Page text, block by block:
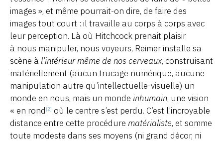
images », et même pourrait-on dire, de faire des
images tout court : il travaille au corps à corps avec
leur perception. Là où Hitchcock prenait plaisir
à nous manipuler, nous voyeurs, Reimer installe sa
scène à l’intérieur même de nos cerveaux, construisant
matériellement (aucun trucage numérique, aucune
manipulation autre qu’intellectuelle-visuelle) un
monde en nous, mais un monde inhumain, une vision
« en rond [2] où le centre s’est perdu. C’est l’incroyable
distance entre cette procédure matérialiste, et somme
toute modeste dans ses moyens (ni grand décor, ni